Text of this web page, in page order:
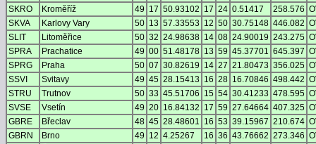
SKRO
Kroměříž 49 17 50.93102 17 24 0.51417 258.576
SKVA
Karlovy Vary 50 13 57.33553 12 50 30.75148 446.082
SLIT
Litoměřice 50 32 24.98638 14 08 24.90019 243.275
SPRA
Prachatice 49 00 51.48178 13 59 45.37701 645.397
SPRG
Praha 50 07 30.82619 14 27 21.80473 356.025
SSVI
Svitavy 49 45 28.15413 16 28 16.70846 498.442
STRU
Trutnov 50 33 45.51706 15 54 30.41233 478.595
SVSE
Vsetín 49 20 16.84132 17 59 27.64664 407.325
GBRE
Břeclav 48 45 28.48601 16 53 39.15967 210.674
GBRN
Brno 49 12 4.25267 16 36 43.76662 273.346